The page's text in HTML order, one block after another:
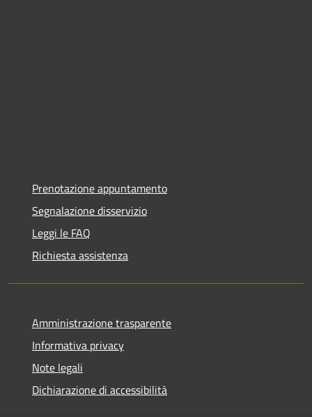
Prenotazione appuntamento
Segnalazione disservizio
Leggi le FAQ
Richiesta assistenza
Amministrazione trasparente
Informativa privacy
Note legali
Dichiarazione di accessibilità